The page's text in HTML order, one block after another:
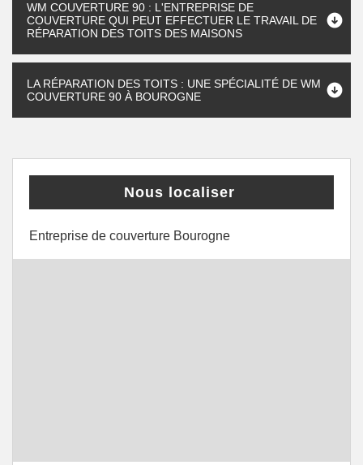
WM COUVERTURE 90 : L'ENTREPRISE DE
COUVERTURE QUI PEUT EFFECTUER LE TRAVAIL DE
RÉPARATION DES TOITS DES MAISONS
LA RÉPARATION DES TOITS : UNE SPÉCIALITÉ DE WM
COUVERTURE 90 À BOUROGNE
Nous localiser
Entreprise de couverture Bourogne